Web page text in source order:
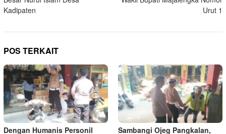
Kadipaten
Urut 1
POS TERKAIT
Dengan Humanis Personil
Sambangi Ojeg Pangkalan,